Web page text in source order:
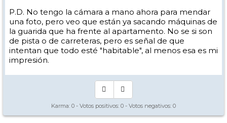
P.D. No tengo la cámara a mano ahora para mendar
una foto, pero veo que están ya sacando máquinas de
la guarida que ha frente al apartamento. No se si son
de pista o de carreteras, pero es señal de que
intentan que todo esté "habitable", al menos esa es mi
impresión.
Karma: 0 - Votos positivos: 0 - Votos negativos: 0